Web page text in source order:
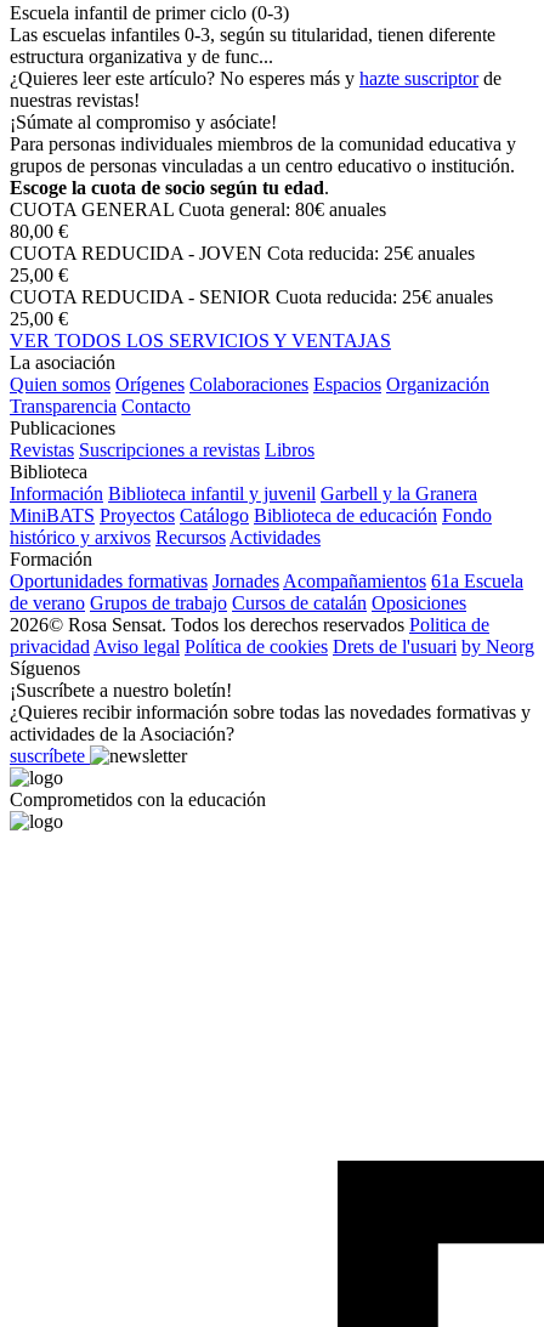
Escuela infantil de primer ciclo (0-3)
Las escuelas infantiles 0-3, según su titularidad, tienen diferente
estructura organizativa y de func...
¿Quieres leer este artículo? No esperes más y hazte suscriptor de
nuestras revistas!
¡Súmate al compromiso y asóciate!
Para personas individuales miembros de la comunidad educativa y
grupos de personas vinculadas a un centro educativo o institución.
Escoge la cuota de socio según tu edad.
CUOTA GENERAL Cuota general: 80€ anuales
80,00 €
CUOTA REDUCIDA - JOVEN Cota reducida: 25€ anuales
25,00 €
CUOTA REDUCIDA - SENIOR Cuota reducida: 25€ anuales
25,00 €
VER TODOS LOS SERVICIOS Y VENTAJAS
La asociación
Quien somos Orígenes Colaboraciones Espacios Organización
Transparencia Contacto
Publicaciones
Revistas Suscripciones a revistas Libros
Biblioteca
Información Biblioteca infantil y juvenil Garbell y la Granera
MiniBATS Proyectos Catálogo Biblioteca de educación Fondo
histórico y arxivos Recursos Actividades
Formación
Oportunidades formativas Jornades Acompañamientos 61a Escuela
de verano Grupos de trabajo Cursos de catalán Oposiciones
2026© Rosa Sensat. Todos los derechos reservados Politica de
privacidad Aviso legal Política de cookies Drets de l'usuari by Neorg
Síguenos
¡Suscríbete a nuestro boletín!
¿Quieres recibir información sobre todas las novedades formativas y
actividades de la Asociación?
suscríbete
Comprometidos con la educación